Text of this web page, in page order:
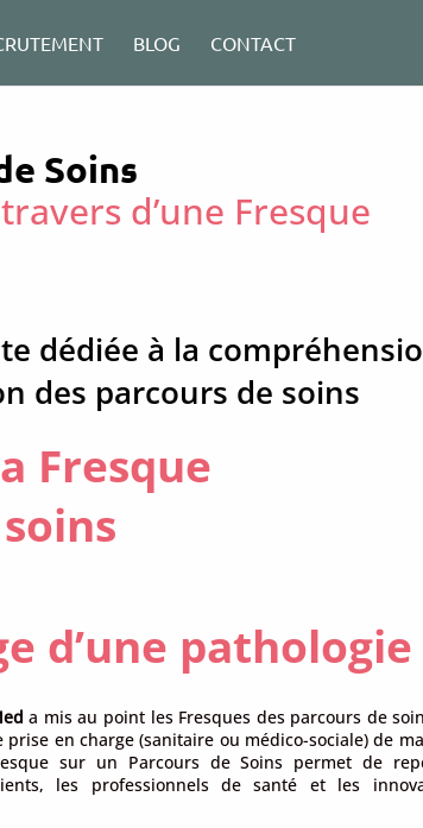
BLOG CONTACT
Soins
d’une Fresque
dédiée à la
des parcours de soins
Fresque
d’une pathologie
a mis au point les Fresques des parcours de
en charge (sanitaire ou médico-sociale) de
sur un Parcours de Soins permet de
les professionnels de santé et les